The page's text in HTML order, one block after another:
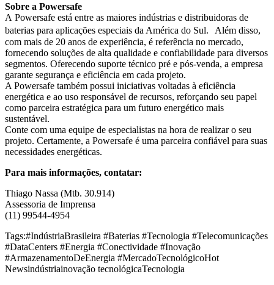
Sobre a Powersafe
A Powersafe está entre as maiores indústrias e distribuidoras de
baterias para aplicações especiais da América do Sul. Além disso,
com mais de 20 anos de experiência, é referência no mercado,
fornecendo soluções de alta qualidade e confiabilidade para diversos
segmentos. Oferecendo suporte técnico pré e pós-venda, a empresa
garante segurança e eficiência em cada projeto.
A Powersafe também possui iniciativas voltadas à eficiência
energética e ao uso responsável de recursos, reforçando seu papel
como parceira estratégica para um futuro energético mais
sustentável.
Conte com uma equipe de especialistas na hora de realizar o seu
projeto. Certamente, a Powersafe é uma parceira confiável para suas
necessidades energéticas.
Para mais informações, contatar:
Thiago Nassa (Mtb. 30.914)
Assessoria de Imprensa
(11) 99544-4954
Tags:#IndústriaBrasileira #Baterias #Tecnologia #Telecomunicações
#DataCenters #Energia #Conectividade #Inovação
#ArmazenamentoDeEnergia #MercadoTecnológicoHot
Newsindústriainovação tecnológicaTecnologia